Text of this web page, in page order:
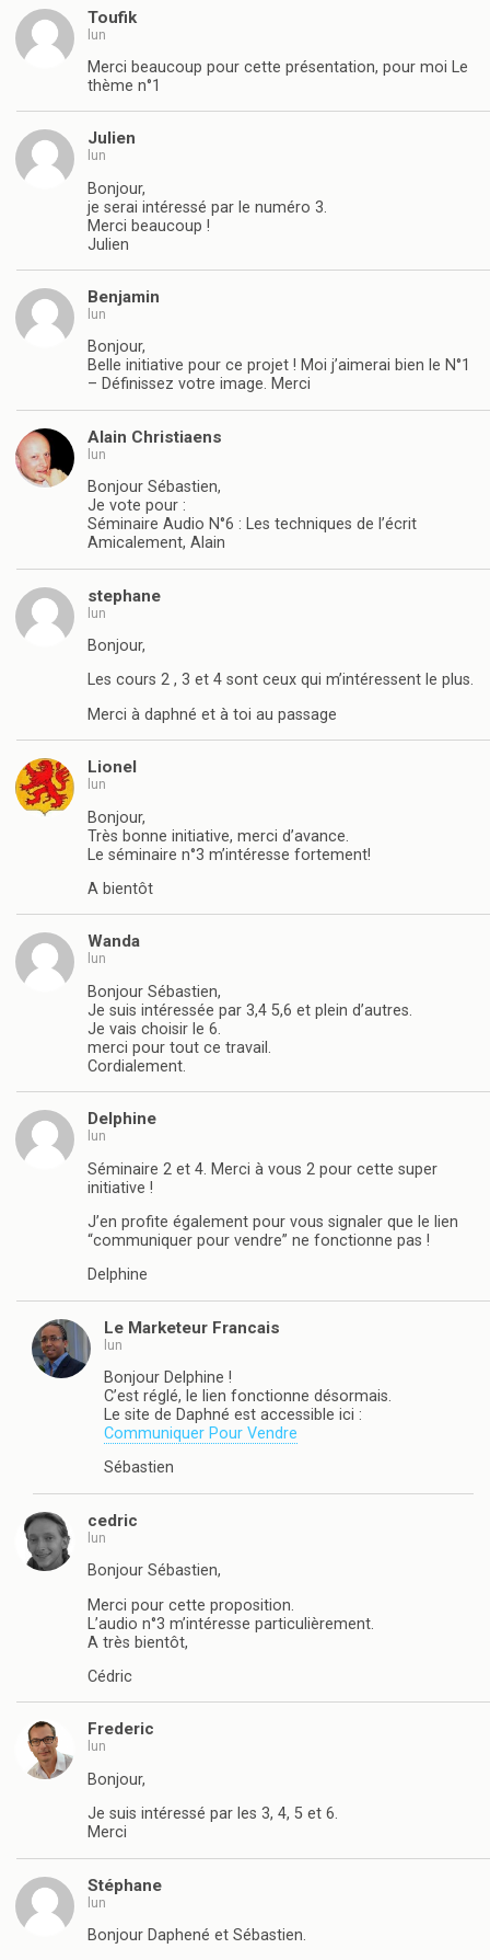
Toufik
lun
Merci beaucoup pour cette présentation, pour moi Le
thème n°1
Julien
lun
Bonjour,
je serai intéressé par le numéro 3.
Merci beaucoup !
Julien
Benjamin
lun
Bonjour,
Belle initiative pour ce projet ! Moi j’aimerai bien le N°1
– Définissez votre image. Merci
Alain Christiaens
lun
Bonjour Sébastien,
Je vote pour :
Séminaire Audio N°6 : Les techniques de l’écrit
Amicalement, Alain
stephane
lun
Bonjour,
Les cours 2 , 3 et 4 sont ceux qui m’intéressent le plus.
Merci à daphné et à toi au passage
Lionel
lun
Bonjour,
Très bonne initiative, merci d’avance.
Le séminaire n°3 m’intéresse fortement!
A bientôt
Wanda
lun
Bonjour Sébastien,
Je suis intéressée par 3,4 5,6 et plein d’autres.
Je vais choisir le 6.
merci pour tout ce travail.
Cordialement.
Delphine
lun
Séminaire 2 et 4. Merci à vous 2 pour cette super
initiative !
J’en profite également pour vous signaler que le lien
“communiquer pour vendre” ne fonctionne pas !
Delphine
Le Marketeur Francais
lun
Bonjour Delphine !
C’est réglé, le lien fonctionne désormais.
Le site de Daphné est accessible ici :
Communiquer Pour Vendre
Sébastien
cedric
lun
Bonjour Sébastien,
Merci pour cette proposition.
L’audio n°3 m’intéresse particulièrement.
A très bientôt,
Cédric
Frederic
lun
Bonjour,
Je suis intéressé par les 3, 4, 5 et 6.
Merci
Stéphane
lun
Bonjour Daphené et Sébastien.